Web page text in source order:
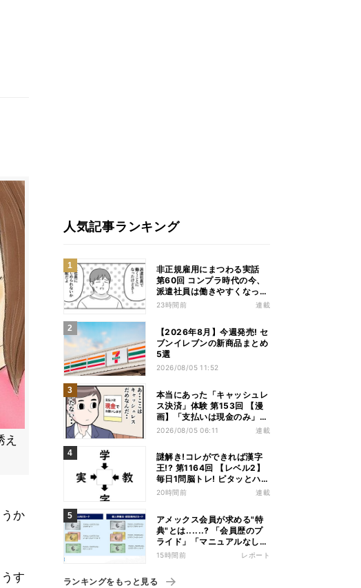
か
す
人気記事ランキング
非正規雇用にまつわる実話
第60回 コンプラ時代の今、
派遣社員は働きやすくなっ
た?
23時間前 連載
【2026年8月】今週発売! セ
ブンイレブンの新商品まとめ
5選
2026/08/05 11:52
本当にあった「キャッシュレ
ス決済」体験 第153回 【漫
画】「支払いは現金のみ」と
分かっていたのに……会計で
2026/08/05 06:11 連載
謎解き!コレができれば漢字
王!? 第1164回 【レベル2】
毎日1問脳トレ! ピタッとハマ
る漢字はどれだ?
20時間前 連載
アメックス会員が求める"特
典"とは......? 「会員歴のプ
ライド」「マニュアルなしの
コンシェルジュ」など担当者
15時間前 レポート
ランキングをもっと見る